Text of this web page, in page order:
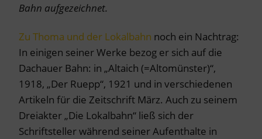
Bahn aufgezeichnet.
Zu Thoma und der Lokalbahn noch ein Nachtrag:
In einigen seiner Werke bezog er sich auf die
Dachauer Bahn: in „Altaich (=Altomünster)“,
1918, „Der Ruepp“, 1921 und in verschiedenen
Artikeln für die Zeitschrift März. Auch zu seinem
Dreiakter „Die Lokalbahn“ ließ sich der
Schriftsteller während seiner Aufenthalte in